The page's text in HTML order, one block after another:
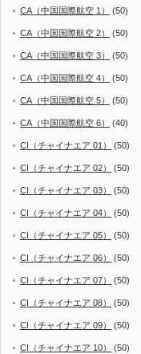
CA（中国国際航空 1） (50)
CA（中国国際航空 2） (50)
CA（中国国際航空 3） (50)
CA（中国国際航空 4） (50)
CA（中国国際航空 5） (50)
CA（中国国際航空 6） (40)
CI（チャイナエア 01） (50)
CI（チャイナエア 02） (50)
CI（チャイナエア 03） (50)
CI（チャイナエア 04） (50)
CI（チャイナエア 05） (50)
CI（チャイナエア 06） (50)
CI（チャイナエア 07） (50)
CI（チャイナエア 08） (50)
CI（チャイナエア 09） (50)
CI（チャイナエア 10） (50)